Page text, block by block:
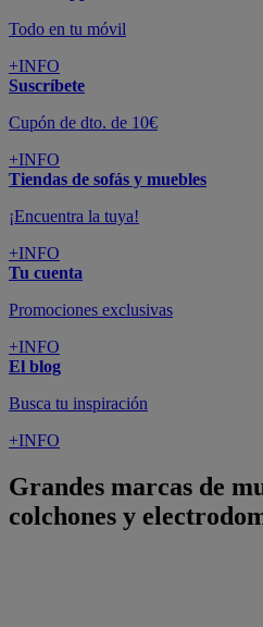
Todo en tu móvil
+INFO
Suscríbete
Cupón de dto. de 10€
+INFO
Tiendas de sofás y muebles
¡Encuentra la tuya!
+INFO
Tu cuenta
Promociones exclusivas
+INFO
El blog
Busca tu inspiración
+INFO
Grandes marcas de
colchones y